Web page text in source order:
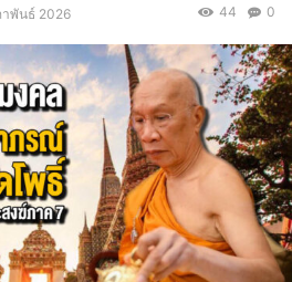
าพันธ์ 2026 0
44